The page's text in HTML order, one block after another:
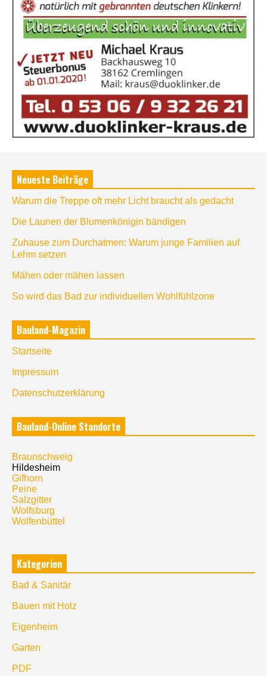
Neueste Beiträge
Warum die Treppe oft mehr Licht braucht als gedacht
Die Launen der Blumenkönigin bändigen
Zuhause zum Durchatmen: Warum junge Familien auf
Lehm setzen
Mähen oder mähen lassen
So wird das Bad zur individuellen Wohlfühlzone
Bauland-Magazin
Startseite
Impressum
Datenschutzerklärung
Bauland-Online Standorte
Braunschweig
Hildesheim
Gifhorn
Peine
Salzgitter
Wolfsburg
Wolfenbüttel
Kategorien
Bad & Sanitär
Bauen mit Holz
Eigenheim
Garten
PDF